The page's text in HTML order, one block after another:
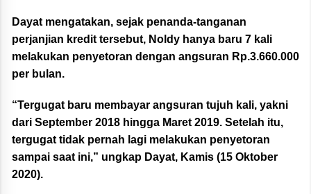
Dayat mengatakan, sejak penanda-tanganan
perjanjian kredit tersebut, Noldy hanya baru 7 kali
melakukan penyetoran dengan angsuran Rp.3.660.000
per bulan.
“Tergugat baru membayar angsuran tujuh kali, yakni
dari September 2018 hingga Maret 2019. Setelah itu,
tergugat tidak pernah lagi melakukan penyetoran
sampai saat ini,” ungkap Dayat, Kamis (15 Oktober
2020).